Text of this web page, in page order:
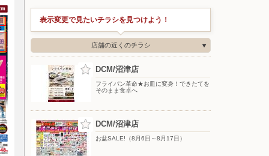
表示変更で見たいチラシを見つけよう！
店舗の近くのチラシ
DCM/沼津店
フライパン革命★お皿に変身！できたてを
そのまま食卓へ
DCM/沼津店
お盆SALE!（8月6日～8月17日）